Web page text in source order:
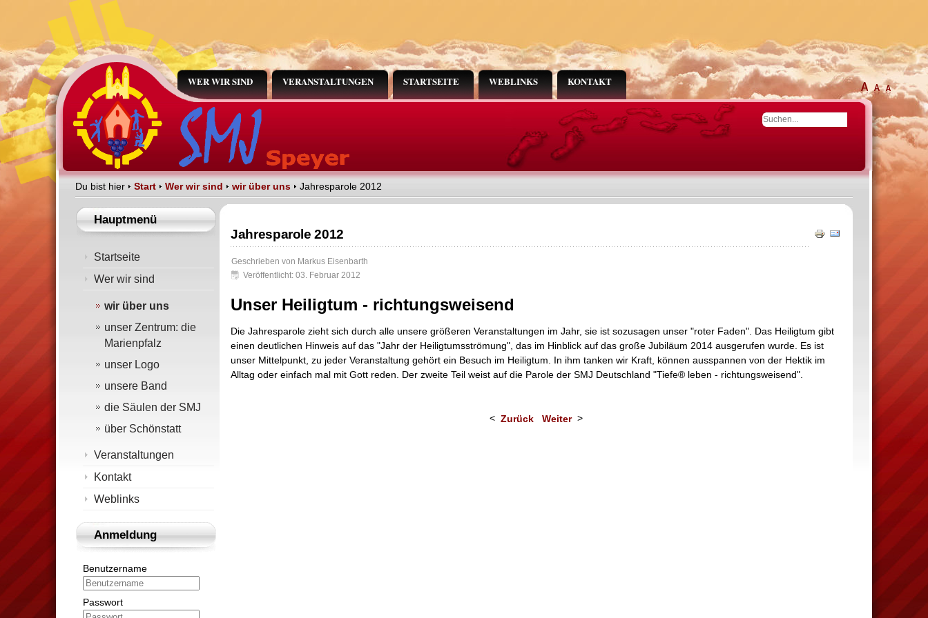
WER WIR SIND VERANSTALTUNGEN STARTSEITE WEBLINKS KONTAKT
Du bist hier Start Wer wir sind wir über uns Jahresparole 2012
Jahresparole 2012 Drucken
Geschrieben von Markus Eisenbarth
Veröffentlicht: 03. Februar 2012
Unser Heiligtum - richtungsweisend
Die Jahresparole zieht sich durch alle unsere größeren Veranstaltungen im Jahr, sie ist sozusagen unser "roter Faden". Das Heiligtum gibt
einen deutlichen Hinweis auf das "Jahr der Heiligtumsströmung", das im Hinblick auf das große Jubiläum 2014 ausgerufen wurde. Es ist
unser Mittelpunkt, zu jeder Veranstaltung gehört ein Besuch im Heiligtum. In ihm tanken wir Kraft, können ausspannen von der Hektik im
Alltag oder einfach mal mit Gott reden. Der zweite Teil weist auf die Parole der SMJ Deutschland "Tiefe® leben - richtungsweisend".
Zurück Weiter
Hauptmenü
Startseite
Wer wir sind
wir über uns
unser Zentrum: die
Marienpfalz
unser Logo
unsere Band
die Säulen der SMJ
über Schönstatt
Veranstaltungen
Kontakt
Weblinks
Anmeldung
Benutzername
Passwort